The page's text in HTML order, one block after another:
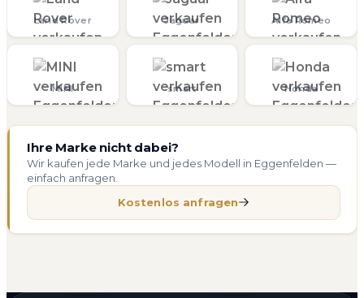
Land Rover Jaguar Alfa Romeo
MINI smart Honda
Ihre Marke nicht dabei?
Wir kaufen jede Marke und jedes Modell in Eggenfelden —
einfach anfragen.
Kostenlos anfragen